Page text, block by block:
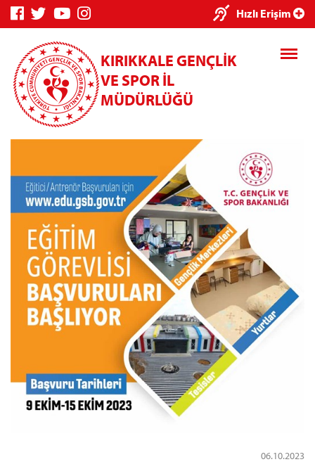
Hızlı Erişim
KIRIKKALE GENÇLİK
VE SPOR İL
MÜDÜRLÜĞÜ
06.10.2023
Genç Bilgi Sistemi
Kredi/Yurt E-Ödeme